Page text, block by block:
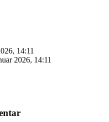
14:11
2026, 14:11